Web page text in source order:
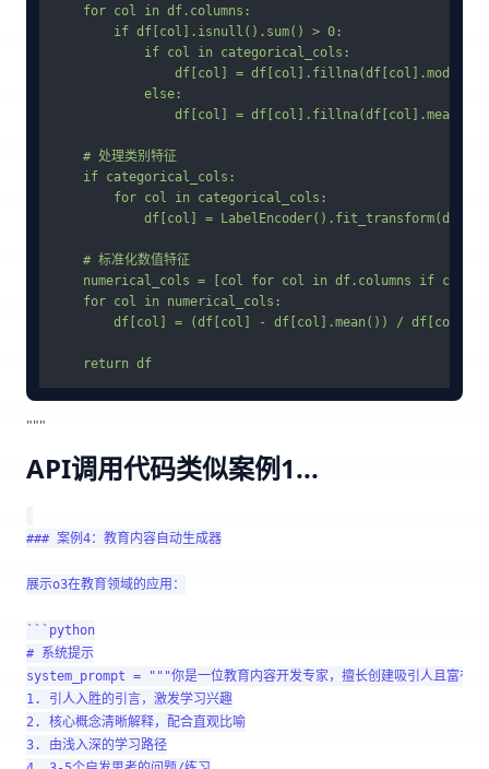
    for col in df.columns:
        if df[col].isnull().sum() > 0:
            if col in categorical_cols:
df[col] =
            else:
                df[col] = df[col].fillna(df[col].mean())
    # 处理类别特征
    if categorical_cols:
        for col in categorical_cols:
df[col] =
    # 标准化数值特征
numerical_cols = [col for col in df.columns if col
    for col in numerical_cols:
df[col] = (df[col] - df[col].mean()) /
"""
API调用代码类似案例1...
### 案例4：教育内容自动生成器
展示o3在教育领域的应用：
```python
# 系统提示
system_prompt = """你是一位教育内容开发专家，擅长创建吸引人且富有教
1. 引人入胜的引言，激发学习兴趣
2. 核心概念清晰解释，配合直观比喻
3. 由浅入深的学习路径